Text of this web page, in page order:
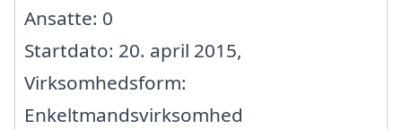
Ansatte: 0
Startdato: 20. april 2015,
Virksomhedsform:
Enkeltmandsvirksomhed